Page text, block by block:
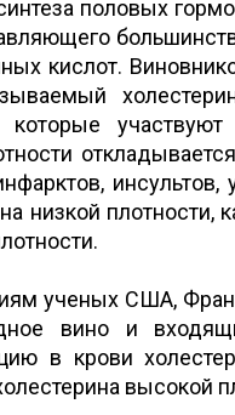
половых
кислот.
которые
низкой плотности,
ученых США,
вино и
в крови
высокой